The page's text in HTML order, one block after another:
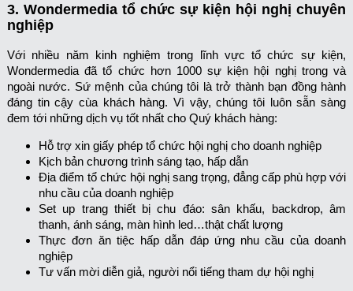
3. Wondermedia tổ chức sự kiện hội nghị chuyên
nghiệp
Với nhiều năm kinh nghiệm trong lĩnh vực tổ chức sự kiện,
Wondermedia đã tổ chức hơn 1000 sự kiện hội nghị trong và
ngoài nước. Sứ mệnh của chúng tôi là trở thành bạn đồng hành
đáng tin cậy cùa khách hàng. Vì vậy,chúng tôi luôn sẵn sàng
đem tới những dịch vụ tốt nhất cho Quý khách hàng:
Hỗ trợ xin giấy phép tổ chức hội nghị cho doanh nghiệp
Kịch bản chương trình sáng tạo, hấp dẫn
Địa điểm tổ chức hội nghị sang trọng, đẳng cấp phù hợp với
nhu cầu của doanh nghiệp
Set up trang thiết bị chu đáo: sân khấu, backdrop, âm
thanh, ánh sáng, màn hình led…thật chất lượng
Thực đơn ăn tiệc hấp dẫn đáp ứng nhu cầu của doanh
nghiệp
Tư vấn mời diễn giả, người nổi tiếng tham dự hội nghị